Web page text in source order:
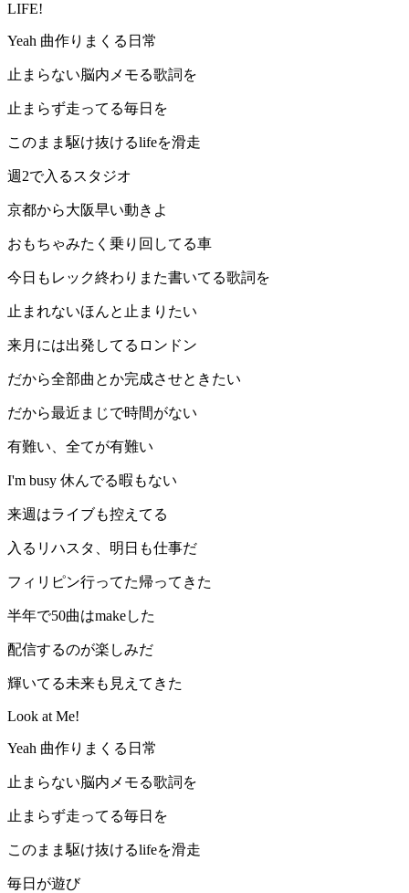
LIFE!
Yeah 曲作りまくる日常
止まらない脳内メモる歌詞を
止まらず走ってる毎日を
このまま駆け抜けるlifeを滑走
週2で入るスタジオ
京都から大阪早い動きよ
おもちゃみたく乗り回してる車
今日もレック終わりまた書いてる歌詞を
止まれないほんと止まりたい
来月には出発してるロンドン
だから全部曲とか完成させときたい
だから最近まじで時間がない
有難い、全てが有難い
I'm busy 休んでる暇もない
来週はライブも控えてる
入るリハスタ、明日も仕事だ
フィリピン行ってた帰ってきた
半年で50曲はmakeした
配信するのが楽しみだ
輝いてる未来も見えてきた
Look at Me!
Yeah 曲作りまくる日常
止まらない脳内メモる歌詞を
止まらず走ってる毎日を
このまま駆け抜けるlifeを滑走
毎日が遊び